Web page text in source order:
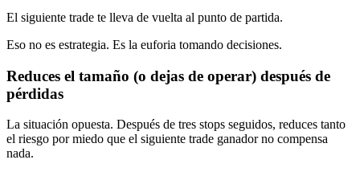
El siguiente trade te lleva de vuelta al punto de partida.
Eso no es estrategia. Es la euforia tomando decisiones.
Reduces el tamaño (o dejas de operar) después de
pérdidas
La situación opuesta. Después de tres stops seguidos, reduces tanto
el riesgo por miedo que el siguiente trade ganador no compensa
nada.